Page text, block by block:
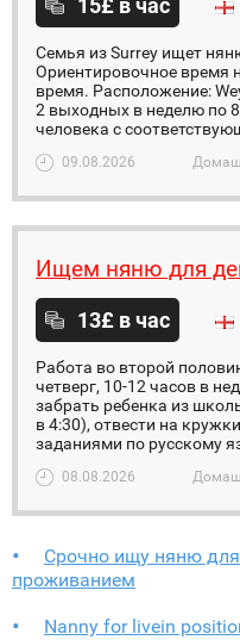
15£ в час
Семья из Surrey ищет
Ориентировочное время
время. Расположение:
2 выходных в неделю по
человека с
09.08.2026
Ищем няню для
13£ в час
Работа во второй
четверг, 10-12 часов в
забрать ребенка из
в 4:30), отвести на
заданиями по русскому
08.08.2026
Срочно ищу няню
проживанием
Nanny for livein